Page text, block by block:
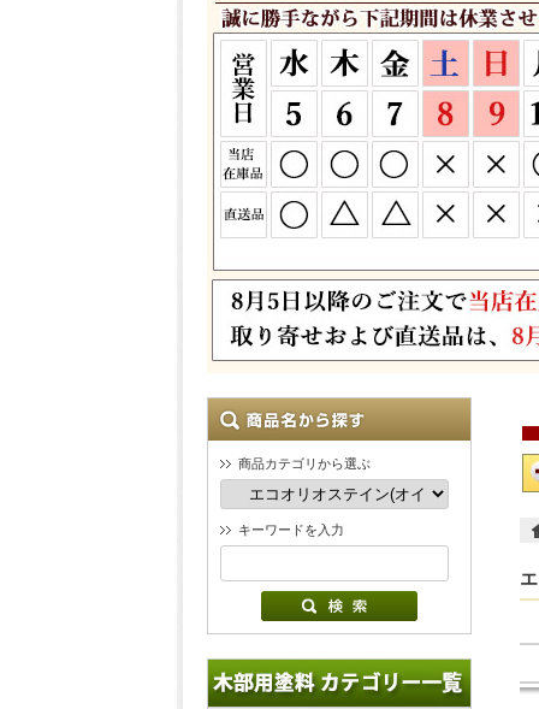
商品カテゴリから選ぶ
キーワードを入力